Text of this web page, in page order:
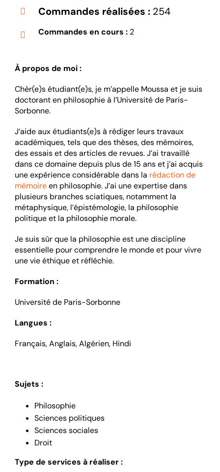
Commandes réalisées :254
Commandes en cours :2
À propos de moi :
Chèr(e)s étudiant(e)s, je m’appelle Moussa et je suis
doctorant en philosophie à l’Université de Paris-
Sorbonne.
J’aide aux étudiants(e)s à rédiger leurs travaux
académiques, tels que des thèses, des mémoires,
des essais et des articles de revues. J’ai travaillé
dans ce domaine depuis plus de 15 ans et j’ai acquis
une expérience considérable dans la rédaction de
mémoireen philosophie. J’ai une expertise dans
plusieurs branches sciatiques, notamment la
métaphysique, l’épistémologie, la philosophie
politique et la philosophie morale.
Je suis sûr que la philosophie est une discipline
essentielle pour comprendre le monde et pour vivre
une vie éthique et réfléchie.
Formation :
Université de Paris-Sorbonne
Langues :
Français, Anglais, Algérien, Hindi
Sujets :
Philosophie
Sciences politiques
Sciences sociales
Droit
Type de services à réaliser :